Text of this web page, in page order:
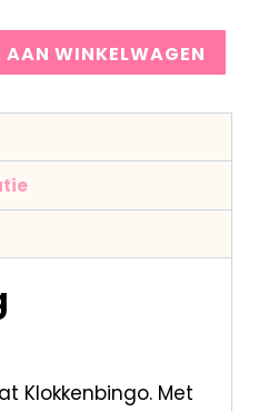
AAN WINKELWAGEN
Klokkenbingo. Met